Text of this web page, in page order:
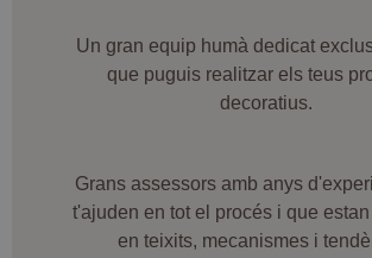
Un gran equip humà dedicat
que puguis realitzar els teus
decoratius.
Grans assessors amb anys
t'ajuden en tot el procés i que
en teixits, mecanismes i